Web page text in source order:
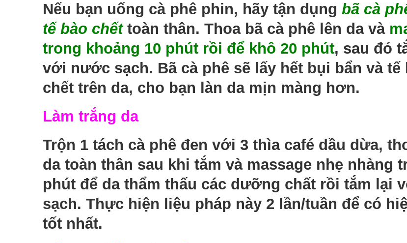
Nếu bạn uống cà phê phin, hãy tận dụng bã cà
tế bào chết toàn thân. Thoa bã cà phê lên da và
trong khoảng 10 phút rồi để khô 20 phút, sau đó
với nước sạch. Bã cà phê sẽ lấy hết bụi bẩn và tế
chết trên da, cho bạn làn da mịn màng hơn.
Làm trắng da
Trộn 1 tách cà phê đen với 3 thìa café dầu dừa,
da toàn thân sau khi tắm và massage nhẹ nhàng
phút để da thẩm thấu các dưỡng chất rồi tắm lại
sạch. Thực hiện liệu pháp này 2 lần/tuần để có
tốt nhất.